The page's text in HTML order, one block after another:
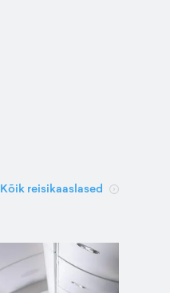
Kõik reisikaaslased